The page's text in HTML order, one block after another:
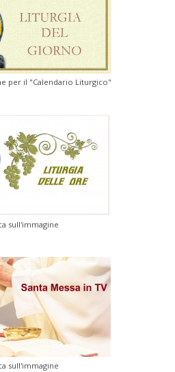
per il "Calendario Liturgico"
sull'immagine
sull'immagine